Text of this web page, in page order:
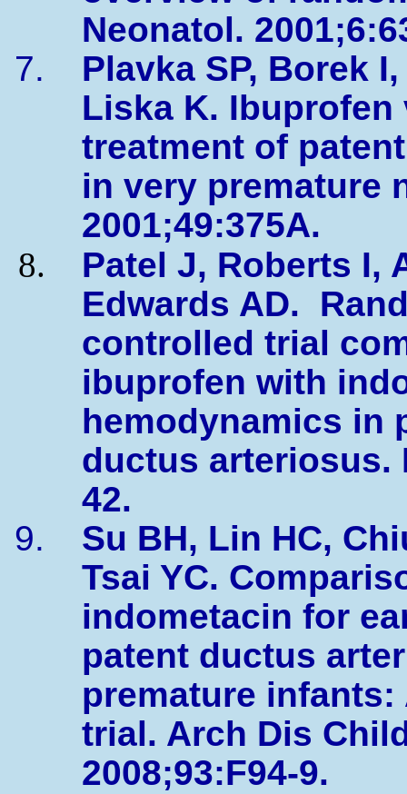
Neonatol.
Plavka SP, Borek
Liska K.
treatment of
in very premature
2001;49:375A.
Patel J, Roberts I,
Edwards AD.
controlled trial
ibuprofen with
hemodynamics in
ductus arteriosus.
42.
Su BH, Lin HC,
Tsai YC.
indometacin for
patent ductus
premature
trial. Arch Dis
2008;93:F94-9.